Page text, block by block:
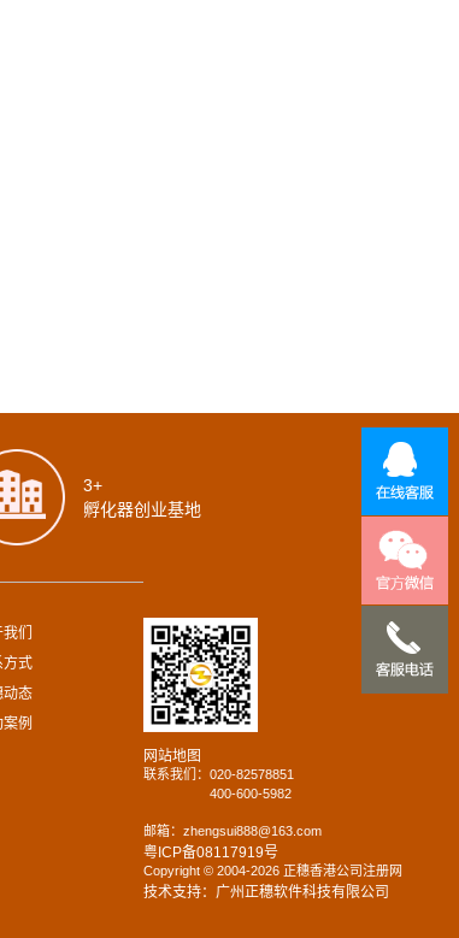
3+
孵化器创业基地
们
方式
动态
例
网站地图
联系我们： 020-82578851
400-600-5982
邮箱：zhengsui888@163.com
粤ICP备08117919号
Copyright © 2004-2026 正穗香港公司注册网
技术支持：广州正穗软件科技有限公司